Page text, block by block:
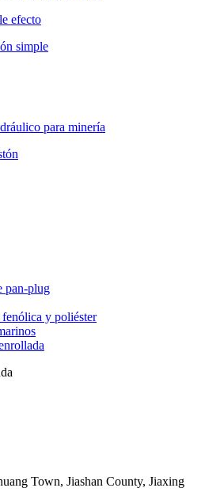
efecto
simple
para minería
pan-plug
y poliéster
Town, Jiashan County, Jiaxing